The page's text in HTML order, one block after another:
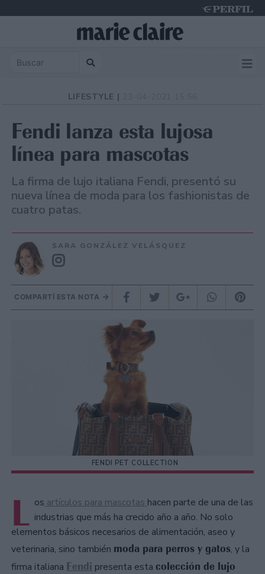
LIFESTYLE |
Fendi lanza esta lujosa
línea para mascotas
La firma de lujo italiana Fendi, presentó su
nueva línea de moda para los fashionistas de
cuatro patas.
SARA GONZÁLEZ VELÁSQUEZ
COMPARTÍ ESTA NOTA
FENDI PET COLLECTION
L os artículos para mascotas hacen parte de una de las
industrias que más ha crecido año a año. No solo
elementos básicos necesarios de alimentación, aseo y
veterinaria, sino también moda para perros y gatos, y la
firma italiana Fendi presenta esta colección de lujo